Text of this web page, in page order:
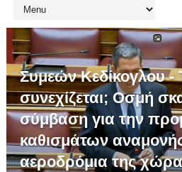
Συμεών Κεδίκογλου -
συνεχίζεται; Οσμή
σύμβαση για την
καθισμάτων
αεροδρόμια της